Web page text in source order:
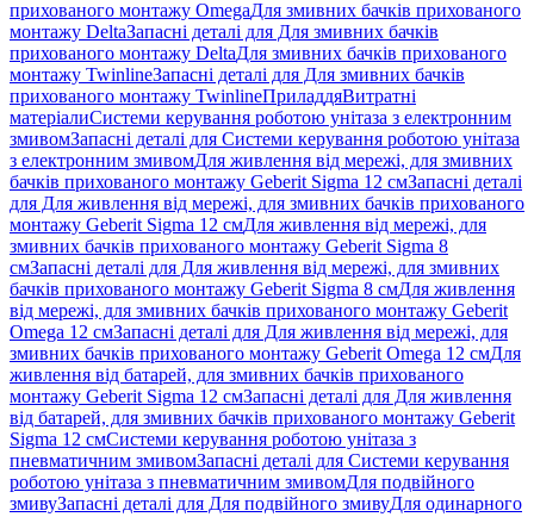
прихованого монтажу OmegaДля змивних бачків прихованого
монтажу DeltaЗапасні деталі для Для змивних бачків
прихованого монтажу DeltaДля змивних бачків прихованого
монтажу TwinlineЗапасні деталі для Для змивних бачків
прихованого монтажу TwinlineПриладдяВитратні
матеріалиСистеми керування роботою унітаза з електронним
змивомЗапасні деталі для Системи керування роботою унітаза
з електронним змивомДля живлення від мережі, для змивних
бачків прихованого монтажу Geberit Sigma 12 смЗапасні деталі
для Для живлення від мережі, для змивних бачків прихованого
монтажу Geberit Sigma 12 смДля живлення від мережі, для
змивних бачків прихованого монтажу Geberit Sigma 8
смЗапасні деталі для Для живлення від мережі, для змивних
бачків прихованого монтажу Geberit Sigma 8 смДля живлення
від мережі, для змивних бачків прихованого монтажу Geberit
Omega 12 смЗапасні деталі для Для живлення від мережі, для
змивних бачків прихованого монтажу Geberit Omega 12 смДля
живлення від батарей, для змивних бачків прихованого
монтажу Geberit Sigma 12 смЗапасні деталі для Для живлення
від батарей, для змивних бачків прихованого монтажу Geberit
Sigma 12 смСистеми керування роботою унітаза з
пневматичним змивомЗапасні деталі для Системи керування
роботою унітаза з пневматичним змивомДля подвійного
змивуЗапасні деталі для Для подвійного змивуДля одинарного